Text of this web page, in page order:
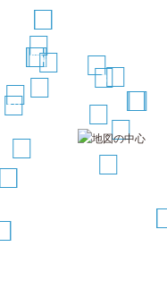
3
9
12
13
14
15
16
17
18